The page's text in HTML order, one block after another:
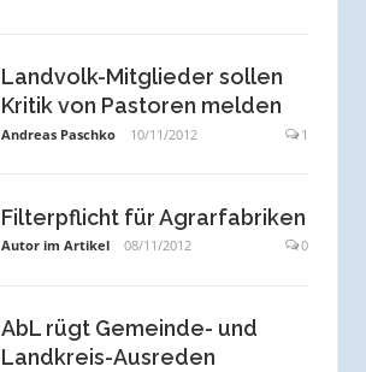
Landvolk-Mitglieder sollen
Kritik von Pastoren melden
Andreas Paschko 10/11/2012 1
Filterpflicht für Agrarfabriken
Autor im Artikel 08/11/2012 0
AbL rügt Gemeinde- und
Landkreis-Ausreden